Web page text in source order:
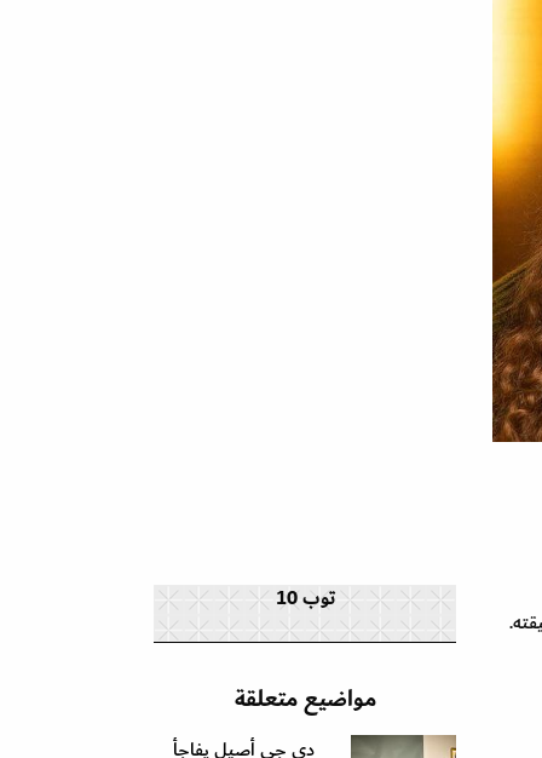
توب 10
مواضيع متعلقة
دي جي أصيل يفاجأ